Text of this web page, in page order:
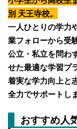
別 天王寺校。
一人ひとりの学力
業フォローから受
公立・私立を問わ
せた最適な学習プ
着実な学力向上と
全力でサポートし
おすすめ人